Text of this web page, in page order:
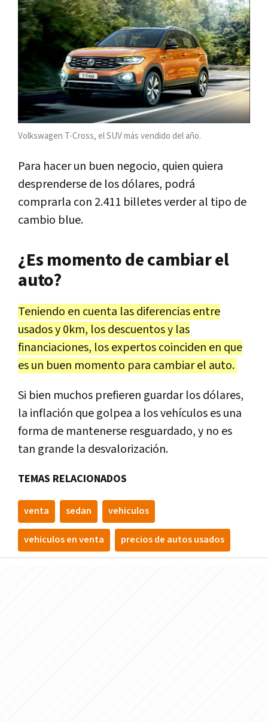
Volkswagen T-Cross, el SUV más vendido del año.
Para hacer un buen negocio, quien quiera
desprenderse de los dólares, podrá
comprarla con 2.411 billetes verder al tipo de
cambio blue.
¿Es momento de cambiar el
auto?
Teniendo en cuenta las diferencias entre
usados y 0km, los descuentos y las
financiaciones, los expertos coinciden en que
es un buen momento para cambiar el auto.
Si bien muchos prefieren guardar los dólares,
la inflación que golpea a los vehículos es una
forma de mantenerse resguardado, y no es
tan grande la desvalorización.
TEMAS RELACIONADOS
venta sedan vehiculos
vehiculos en venta precios de autos usados